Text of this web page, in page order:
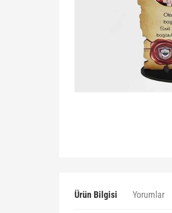
Ürün Bilgisi Yorumlar